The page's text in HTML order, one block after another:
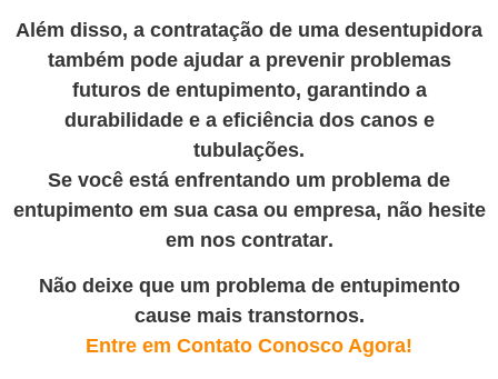
Além disso, a contratação de uma desentupidora
também pode ajudar a prevenir problemas
futuros de entupimento, garantindo a
durabilidade e a eficiência dos canos e
tubulações.
Se você está enfrentando um problema de
entupimento em sua casa ou empresa, não hesite
em nos contratar.
Não deixe que um problema de entupimento
cause mais transtornos.
Entre em Contato Conosco Agora!